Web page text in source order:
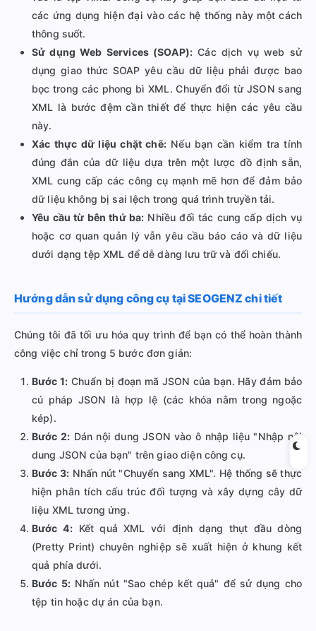
các ứng dụng hiện đại vào các hệ thống này một cách
thông suốt.
Sử dụng Web Services (SOAP): Các dịch vụ web sử
dụng giao thức SOAP yêu cầu dữ liệu phải được bao
bọc trong các phong bì XML. Chuyển đổi từ JSON sang
XML là bước đệm cần thiết để thực hiện các yêu cầu
này.
Xác thực dữ liệu chặt chẽ:Nếu bạn cần kiểm tra tính
đúng đắn của dữ liệu dựa trên một lược đồ định sẵn,
XML cung cấp các công cụ mạnh mẽ hơn để đảm bảo
dữ liệu không bị sai lệch trong quá trình truyền tải.
Yêu cầu từ bên thứ ba: Nhiều đối tác cung cấp dịch vụ
hoặc cơ quan quản lý vẫn yêu cầu báo cáo và dữ liệu
dưới dạng tệp XML để dễ dàng lưu trữ và đối chiếu.
Hướng dẫn sử dụng công cụ tại SEOGENZ chi tiết
Chúng tôi đã tối ưu hóa quy trình để bạn có thể hoàn thành
công việc chỉ trong 5 bước đơn giản:
Bước 1: Chuẩn bị đoạn mã JSON của bạn. Hãy đảm bảo
cú pháp JSON là hợp lệ (các khóa nằm trong ngoặc
kép).
Bước 2: Dán nội dung JSON vào ô nhập liệu "Nhập nội
dung JSON của bạn" trên giao diện công cụ.
Bước 3: Nhấn nút "Chuyển sang XML". Hệ thống sẽ thực
hiện phân tích cấu trúc đối tượng và xây dựng cây dữ
liệu XML tương ứng.
Bước 4: Kết quả XML với định dạng thụt đầu dòng
(Pretty Print) chuyên nghiệp sẽ xuất hiện ở khung kết
quả phía dưới.
Bước 5:Nhấn nút "Sao chép kết quả" để sử dụng cho
tệp tin hoặc dự án của bạn.